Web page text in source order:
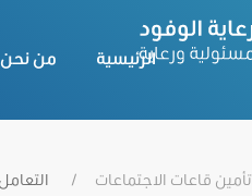
الرئيسية من نحن
تأمين قاعات الاجتماعات